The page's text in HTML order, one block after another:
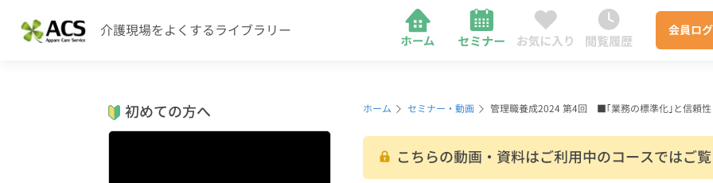
介護現場をよくするライブラリー 会員ロ
初めての方へ ホーム セミナー・動画 管理職養成2024 第4回 ■｢業務の標準化｣と信頼性
こちらの動画・資料はご利用中のコースではご覧